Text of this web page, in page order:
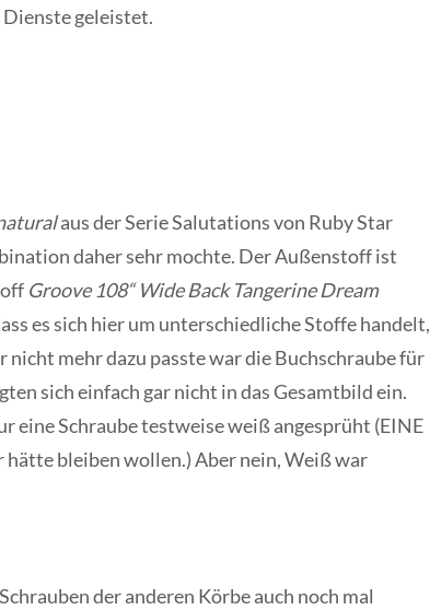
geleistet.
aus der Serie Salutations von Ruby Star
daher sehr mochte. Der Außenstoff ist
Groove 108“ Wide Back Tangerine Dream
es sich hier um unterschiedliche Stoffe handelt,
nicht mehr dazu passte war die Buchschraube für
sich einfach gar nicht in das Gesamtbild ein.
eine Schraube testweise weiß angesprüht (EINE
bleiben wollen.) Aber nein, Weiß war
der anderen Körbe auch noch mal